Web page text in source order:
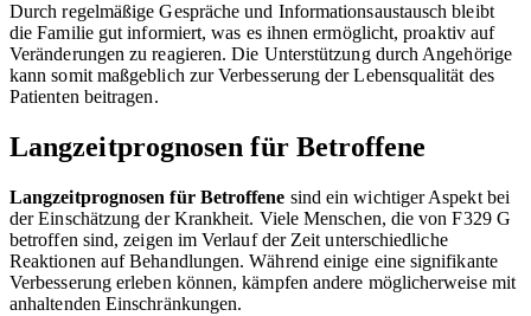
Durch regelmäßige Gespräche und Informationsaustausch bleibt
die Familie gut informiert, was es ihnen ermöglicht, proaktiv auf
Veränderungen zu reagieren. Die Unterstützung durch Angehörige
kann somit maßgeblich zur Verbesserung der Lebensqualität des
Patienten beitragen.
Langzeitprognosen für Betroffene
Langzeitprognosen für Betroffene sind ein wichtiger Aspekt bei
der Einschätzung der Krankheit. Viele Menschen, die von F329 G
betroffen sind, zeigen im Verlauf der Zeit unterschiedliche
Reaktionen auf Behandlungen. Während einige eine signifikante
Verbesserung erleben können, kämpfen andere möglicherweise mit
anhaltenden Einschränkungen.